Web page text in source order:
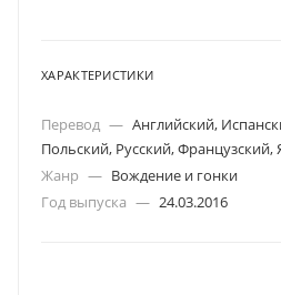
ХАРАКТЕРИСТИКИ
Перевод — Английский,
Польский, Русский, Французский,
Жанр — Вождение и гонки
Год выпуска — 24.03.2016